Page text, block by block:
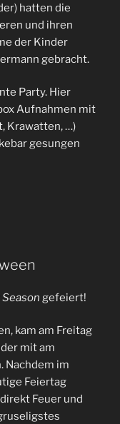
hatten die
und ihren
der Kinder
gebracht.
Party. Hier
Aufnahmen mit
Krawatten, …)
gesungen
gefeiert!
kam am Freitag
mit am
Nachdem im
Feiertag
Feuer und